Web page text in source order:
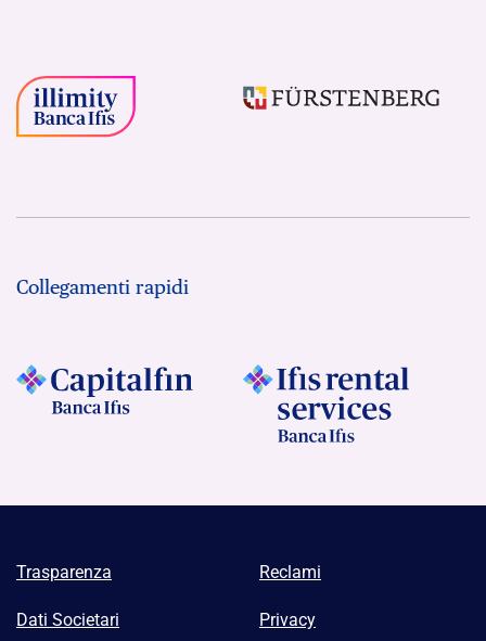
Collegamenti rapidi
Trasparenza Reclami
Dati Societari Privacy